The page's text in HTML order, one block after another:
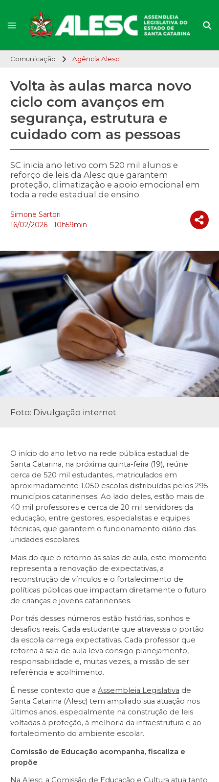
Comunicação Agência Alesc
Volta às aulas marca novo
ciclo com avanços em
segurança, estrutura e
cuidado com as pessoas
SC inicia ano letivo com 520 mil alunos e
reforço de leis da Alesc que garantem
proteção, climatização e apoio emocional em
toda a rede estadual de ensino.
Simone Sartori
16/02/2026 - 10h59min
Foto: Divulgação internet
O início do ano letivo na rede pública estadual de
Santa Catarina, na próxima quinta-feira (19), reúne
cerca de 520 mil estudantes, matriculados em
aproximadamente 1.050 escolas distribuídas pelos 295
municípios catarinenses. Ao lado deles, estão mais de
40 mil professores e cerca de 20 mil servidores da
educação, entre gestores, especialistas e equipes
técnicas, que garantem o funcionamento diário das
unidades escolares.
Mais do que o retorno às salas de aula, este momento
representa a renovação de expectativas, a
reconstrução de vínculos e o fortalecimento de
políticas públicas que impactam diretamente o futuro
de crianças e jovens catarinenses.
Por trás desses números estão histórias, sonhos e
desafios reais. Cada estudante que atravessa o portão
da escola carrega expectativas. Cada professor que
retorna à sala de aula leva consigo planejamento,
responsabilidade e, muitas vezes, a missão de ser
referência e acolhimento.
É nesse contexto que a Assembleia Legislativa de
Santa Catarina (Alesc) tem ampliado sua atuação nos
últimos anos, especialmente na construção de leis
voltadas à proteção, à melhoria da infraestrutura e ao
fortalecimento do ambiente escolar.
Comissão de Educação acompanha, fiscaliza e
propõe